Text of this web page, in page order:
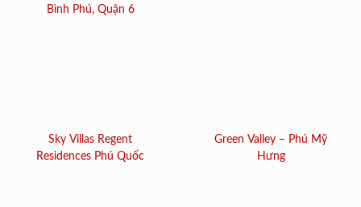
Bình Phú, Quận 6
Sky Villas Regent
Residences Phú Quốc
Green Valley – Phú Mỹ
Hưng